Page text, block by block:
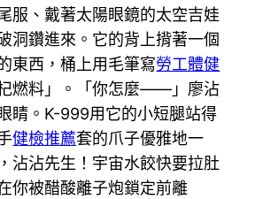
服、戴著太陽眼鏡的太空吉娃
洞鑽進來。它的背上揹著一個
東西，桶上用毛筆寫勞工體健
燃料」。「你怎麼——」廖沾
睛。K-999用它的小短腿站得
健檢推薦套的爪子優雅地一
沾沾先生！宇宙水餃快要拉肚
你被醋酸離子炮鎖定前離